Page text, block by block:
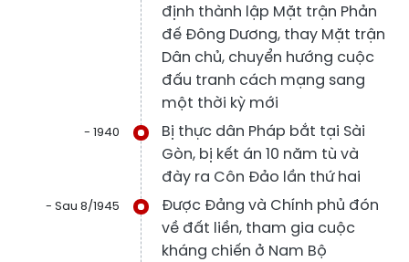
định thành lập Mặt trận Phản
đế Đông Dương, thay Mặt trận
Dân chủ, chuyển hướng cuộc
đấu tranh cách mạng sang
một thời kỳ mới
- 1940
Bị thực dân Pháp bắt tại Sài
Gòn, bị kết án 10 năm tù và
đày ra Côn Đảo lần thứ hai
- Sau 8/1945
Được Đảng và Chính phủ đón
về đất liền, tham gia cuộc
kháng chiến ở Nam Bộ